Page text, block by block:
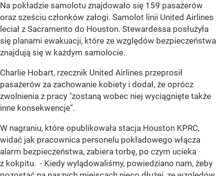
Na pokładzie samolotu znajdowało się 159 pasażerów
oraz sześciu członków załogi. Samolot linii United Airlines
leciał z Sacramento do Houston. Stewardessa posłużyła
się planami ewakuacji, które ze względów bezpieczeństwa
znajdują się w każdym samolocie.
Charlie Hobart, rzecznik United Airlines przeprosił
pasażerów za zachowanie kobiety i dodał, że oprócz
zwolnienia z pracy "zostaną wobec niej wyciągnięte także
inne konsekwencje".
W nagraniu, które opublikowała stacja Houston KPRC,
widać jak pracownica personelu pokładowego włącza
alarm bezpieczeństwa, zabiera torbę, po czym ucieka
z kokpitu. - Kiedy wylądowaliśmy, powiedziano nam, żeby